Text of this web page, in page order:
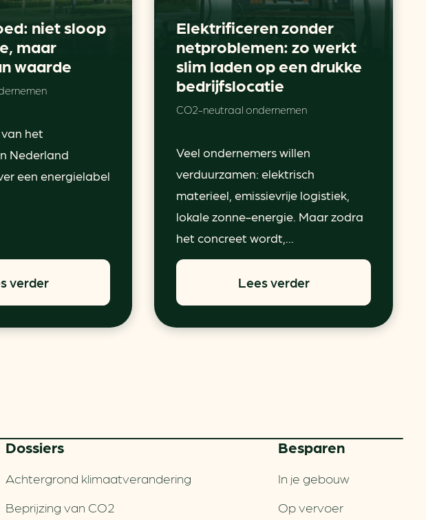
niet sloop
maar
waarde
het
Nederland
een energielabel
verder
Elektrificeren zonder
netproblemen: zo werkt
slim laden op een drukke
bedrijfslocatie
CO2-neutraal ondernemen
Veel ondernemers willen
verduurzamen: elektrisch
materieel, emissievrije logistiek,
lokale zonne-energie. Maar zodra
het concreet wordt,...
Lees verder
Dossiers
Achtergrond klimaatverandering
Beprijzing van CO2
Besparen
In je gebouw
Op vervoer